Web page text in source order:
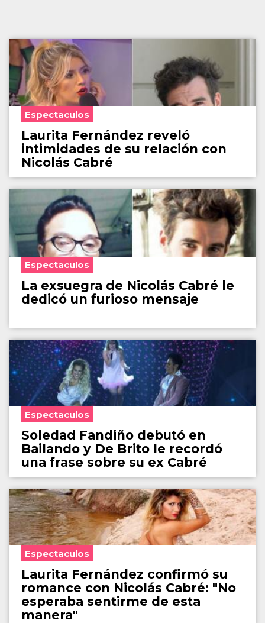
Espectaculos
Laurita Fernández reveló
intimidades de su relación con
Nicolás Cabré
Espectaculos
La exsuegra de Nicolás Cabré le
dedicó un furioso mensaje
Espectaculos
Soledad Fandiño debutó en
Bailando y De Brito le recordó
una frase sobre su ex Cabré
Espectaculos
Laurita Fernández confirmó su
romance con Nicolás Cabré: "No
esperaba sentirme de esta
manera"